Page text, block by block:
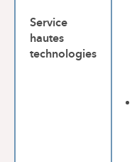
Service
hautes
technologies